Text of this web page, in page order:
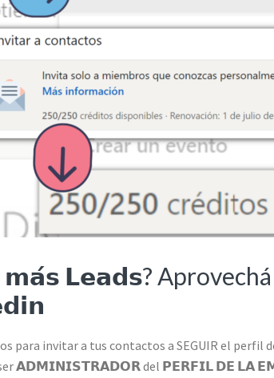
𝗟𝗲𝗮𝗱𝘀? Aprovechá
para invitar a tus contactos a SEGUIR el
ser 𝗔𝗗𝗠𝗜𝗡𝗜𝗦𝗧𝗥𝗔𝗗𝗢𝗥 del 𝗣𝗘𝗥𝗙𝗜𝗟 𝗗𝗘 𝗟𝗔